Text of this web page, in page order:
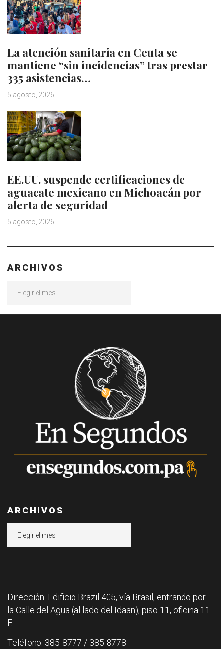
La atención sanitaria en Ceuta se
mantiene “sin incidencias” tras prestar
335 asistencias…
5 agosto, 2026
EE.UU. suspende certificaciones de
aguacate mexicano en Michoacán por
alerta de seguridad
5 agosto, 2026
ARCHIVOS
ARCHIVOS
Dirección: Edificio Brazil 405, vía Brasil, entrando por
la Calle del Agua (al lado del Idaan), piso 11, oficina 11
F.
Teléfono: 385-8777 / 385-8778